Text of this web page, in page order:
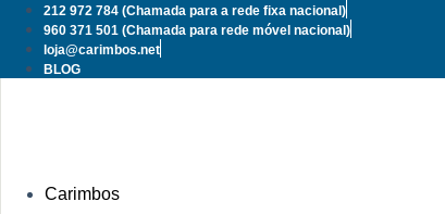
Pular
para
conteúdo
212 972 784 (Chamada para a rede fixa nacional)
960 371 501 (Chamada para rede móvel nacional)
loja@carimbos.net
BLOG
Carimbos